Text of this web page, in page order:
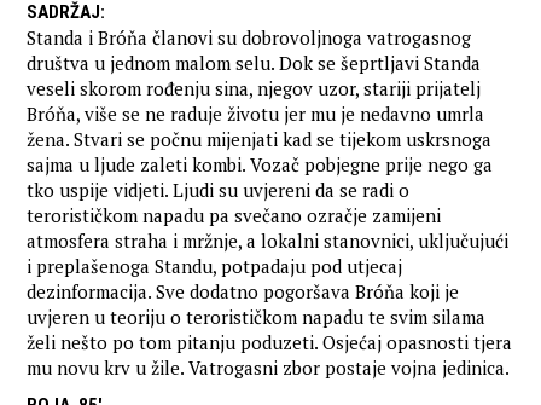
SADRŽAJ:
Standa i Bróňa članovi su dobrovoljnoga vatrogasnog
društva u jednom malom selu. Dok se šeprtljavi Standa
veseli skorom rođenju sina, njegov uzor, stariji prijatelj
Bróňa, više se ne raduje životu jer mu je nedavno umrla
žena. Stvari se počnu mijenjati kad se tijekom uskrsnoga
sajma u ljude zaleti kombi. Vozač pobjegne prije nego ga
tko uspije vidjeti. Ljudi su uvjereni da se radi o
terorističkom napadu pa svečano ozračje zamijeni
atmosfera straha i mržnje, a lokalni stanovnici, uključujući
i preplašenoga Standu, potpadaju pod utjecaj
dezinformacija. Sve dodatno pogoršava Bróňa koji je
uvjeren u teoriju o terorističkom napadu te svim silama
želi nešto po tom pitanju poduzeti. Osjećaj opasnosti tjera
mu novu krv u žile. Vatrogasni zbor postaje vojna jedinica.